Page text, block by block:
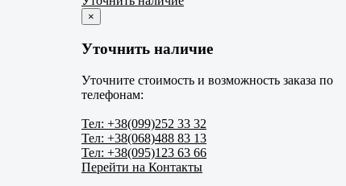
×
Уточнить наличие
Уточните стоимость и возможность заказа по
телефонам:
Тел: +38(099)252 33 32
Тел: +38(068)488 83 13
Тел: +38(095)123 63 66
Перейти на Контакты